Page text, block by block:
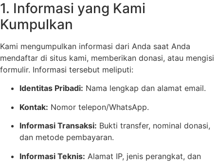
1. Informasi yang Kami
Kumpulkan
Kami mengumpulkan informasi dari Anda saat Anda
mendaftar di situs kami, memberikan donasi, atau mengisi
formulir. Informasi tersebut meliputi:
Identitas Pribadi: Nama lengkap dan alamat email.
Kontak: Nomor telepon/WhatsApp.
Informasi Transaksi: Bukti transfer, nominal donasi,
dan metode pembayaran.
Informasi Teknis: Alamat IP, jenis perangkat, dan